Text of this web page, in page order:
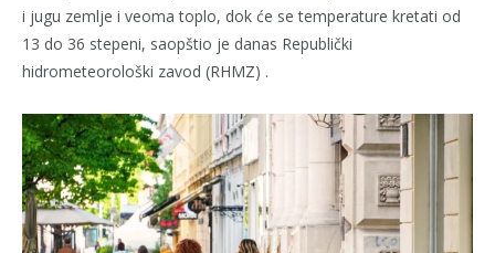
i jugu zemlje i veoma toplo, dok će se temperature kretati od
13 do 36 stepeni, saopštio je danas Republički
hidrometeorološki zavod (RHMZ) .